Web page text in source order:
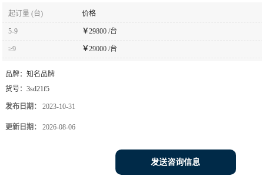
起订量 (台) 价格
5-9 ￥29800 /台
≥9 ￥29000 /台
品牌： 知名品牌
货号： 3sd21f5
发布日期： 2023-10-31
更新日期： 2026-08-06
发送咨询信息